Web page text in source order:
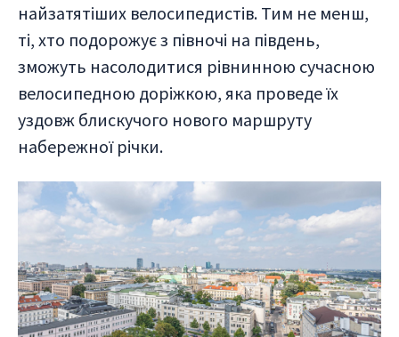
найзатятіших велосипедистів. Тим не менш,
ті, хто подорожує з півночі на південь,
зможуть насолодитися рівнинною сучасною
велосипедною доріжкою, яка проведе їх
уздовж блискучого нового маршруту
набережної річки.